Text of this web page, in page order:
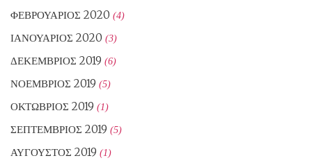
ΦΕΒΡΟΥΆΡΙΟΣ 2020 (4)
ΙΑΝΟΥΆΡΙΟΣ 2020 (3)
ΔΕΚΈΜΒΡΙΟΣ 2019 (6)
ΝΟΈΜΒΡΙΟΣ 2019 (5)
ΟΚΤΏΒΡΙΟΣ 2019 (1)
ΣΕΠΤΈΜΒΡΙΟΣ 2019 (5)
ΑΎΓΟΥΣΤΟΣ 2019 (1)